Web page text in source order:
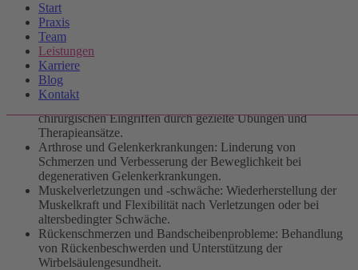
Start
Praxis
Team
Leistungen
Karriere
Blog
Kontakt
Anwendungsgebiete der Physiotherapie
Physiotherapie kann bei einer Vielzahl von Erkrankungen und
Zuständen eingesetzt werden, darunter:
Postoperative Rehabilitation: Unterstützung der Heilung nach
chirurgischen Eingriffen durch gezielte Übungen und
Therapieansätze.
Arthrose und Gelenkerkrankungen: Linderung von
Schmerzen und Verbesserung der Beweglichkeit bei
degenerativen Gelenkerkrankungen.
Muskelverletzungen und -schwäche: Wiederherstellung der
Muskelkraft und Flexibilität nach Verletzungen oder bei
altersbedingter Schwäche.
Rückenschmerzen und Bandscheibenprobleme: Behandlung
von Rückenbeschwerden und Unterstützung der
Wirbelsäulengesundheit.